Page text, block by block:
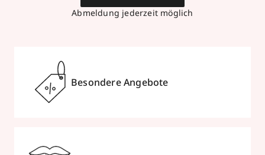
Abmeldung jederzeit möglich
Besondere Angebote